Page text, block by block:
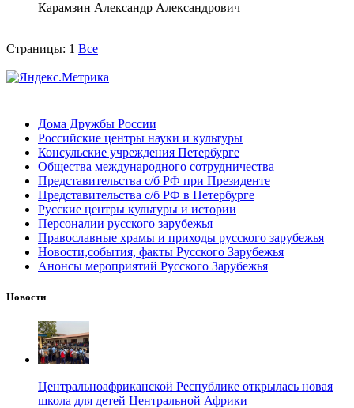
Карамзин Александр Александрович
Страницы: 1 Все
Дома Дружбы России
Российские центры науки и культуры
Консульские учреждения Петербурге
Общества международного сотрудничества
Представительства с/б РФ при Президенте
Представительства с/б РФ в Петербурге
Русские центры культуры и истории
Персоналии русского зарубежья
Православные храмы и приходы русского зарубежья
Новости,события, факты Русского Зарубежья
Анонсы мероприятий Русского Зарубежья
Новости
Центральноафриканской Республике открылась новая
школа для детей Центральной Африки